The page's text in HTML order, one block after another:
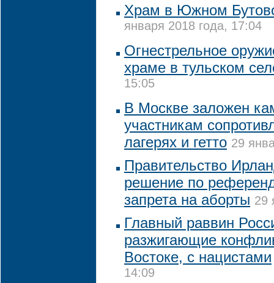
Храм в Южном
января 2018 года, 17:04
Огнестрельное
храме в тульском
15:05
В Москве заложен
участникам
лагерях и гетто 29
Правительство
решение по
запрета на аборты 29
Главный раввин
разжигающие
Востоке, с нацистами
14:09